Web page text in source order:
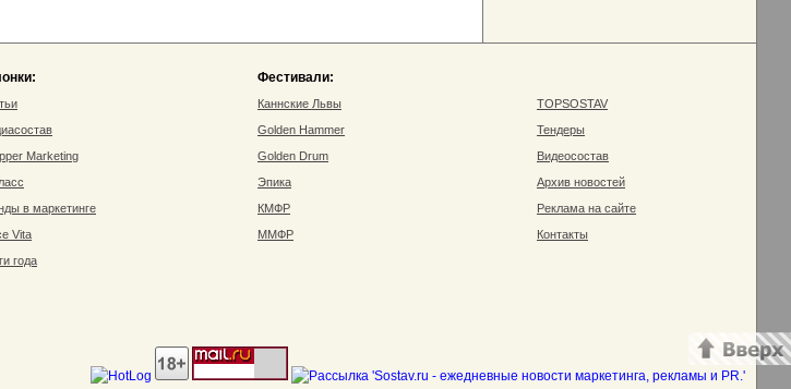
Marketing
в маркетинге
Vita
года
Фестивали:
Каннские Львы
Golden Hammer
Golden Drum
Эпика
КМФР
ММФР
TOPSOSTAV
Тендеры
Видеосостав
Архив новостей
Реклама на сайте
Контакты